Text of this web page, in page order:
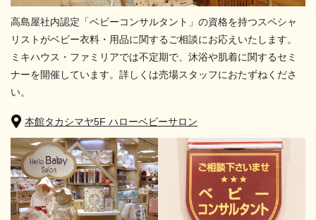
高島屋社内認定「ベビーコンサルタント」の資格を持つスペシャ
リストがベビー衣料・用品に関するご相談にお応えいたします。
ミキハウス・ファミリアでは不定期で、沐浴や肌着に関するセミ
ナーを開催しています。詳しくは売場スタッフにおたずねくださ
い。
本館タカシマヤ5F ハローベビーサロン